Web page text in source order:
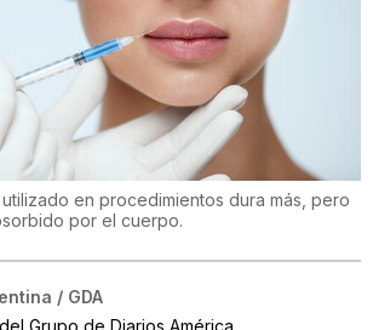
en procedimientos dura más, pero
por el cuerpo.
/ GDA